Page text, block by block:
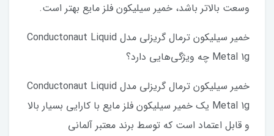
وسعت بالاتر باشد، خمیر سیلیکون فلز مایع بهتر است.
خمیر سیلیکون ترمال گریزلی مدل Conductonaut Liquid
Metal 1g چه ویژگی‌هایی دارد؟
خمیر سیلیکون ترمال گریزلی مدل Conductonaut Liquid
Metal 1g یک خمیر سیلیکون فلز مایع با کارایی بسیار بالا
و قابل اعتماد است که توسط برند معتبر آلمانی